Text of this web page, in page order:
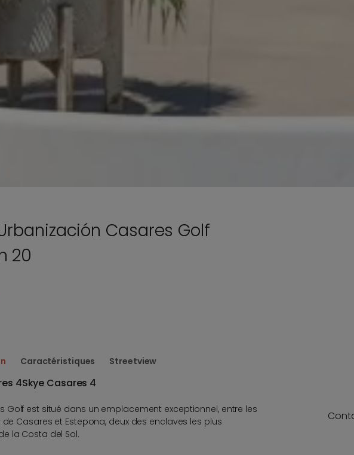
Casares Golf
20
Caractéristiques Streetview
4Skye Casares 4
Golf est situé dans un emplacement exceptionnel, entre les
de Casares et Estepona, deux des enclaves les plus
la Costa del Sol.